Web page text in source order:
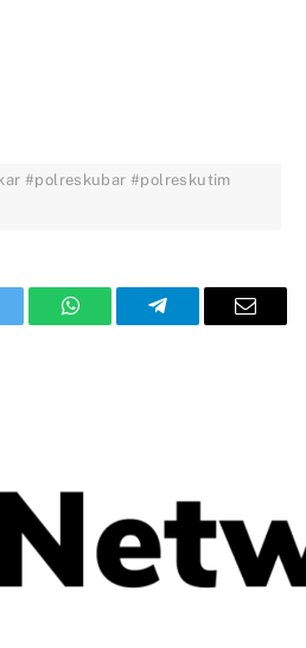
#polreskubar #polreskutim
WhatsAppTelegram Email